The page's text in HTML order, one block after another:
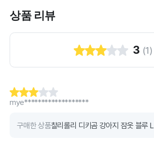
상품 리뷰
3 (1)
mye*******************
구매한 상품찰리롤리 디키곰 강아지 잠옷 블루 L